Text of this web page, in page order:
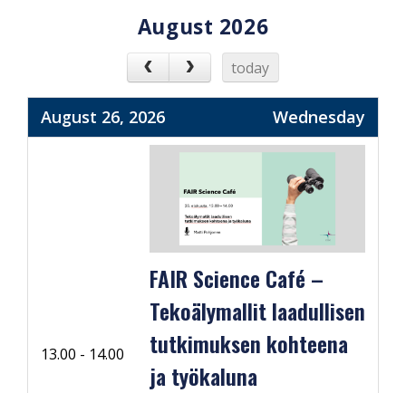
today
August 2026
August 26, 2026 Wednesday
13.00 - 14.00
FAIR Science Café –
Tekoälymallit laadullisen
tutkimuksen kohteena
ja työkaluna